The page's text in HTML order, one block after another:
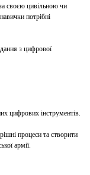
своєю цивільною чи
потрібні
з цифрової
цифрових інструментів.
процеси та створити
армії.